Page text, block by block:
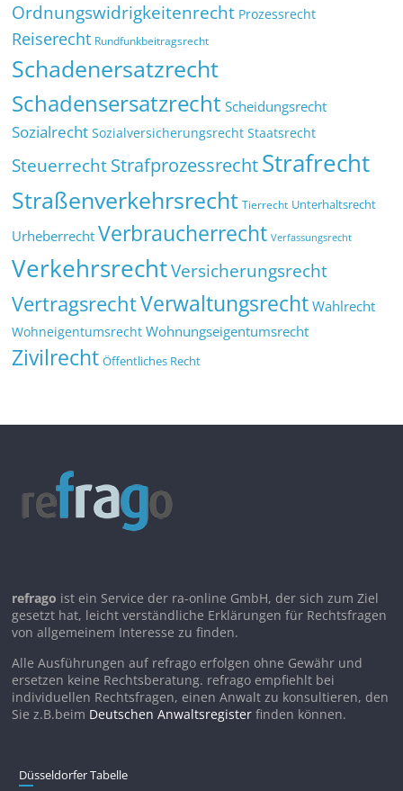
Ordnungswidrigkeitenrecht Prozessrecht
Reiserecht Rundfunkbeitragsrecht
Schadenersatzrecht
Schadensersatzrecht Scheidungsrecht
Sozialrecht Sozialversicherungsrecht Staatsrecht
SteuerrechtStrafprozessrechtStrafrecht
Straßenverkehrsrecht Tierrecht Unterhaltsrecht
Urheberrecht Verbraucherrecht Verfassungsrecht
VerkehrsrechtVersicherungsrecht
VertragsrechtVerwaltungsrecht Wahlrecht
Wohneigentumsrecht Wohnungseigentumsrecht
Zivilrecht Öffentliches Recht
refrago ist ein Service der ra-online GmbH, der sich zum Ziel
gesetzt hat, leicht verständliche Erklärungen für Rechtsfragen
von allgemeinem Interesse zu finden.
Alle Ausführungen auf refrago erfolgen ohne Gewähr und
ersetzen keine Rechtsberatung. refrago empfiehlt bei
individuellen Rechtsfragen, einen Anwalt zu konsultieren, den
Sie z.B.beim Deutschen Anwaltsregister finden können.
Düsseldorfer Tabelle